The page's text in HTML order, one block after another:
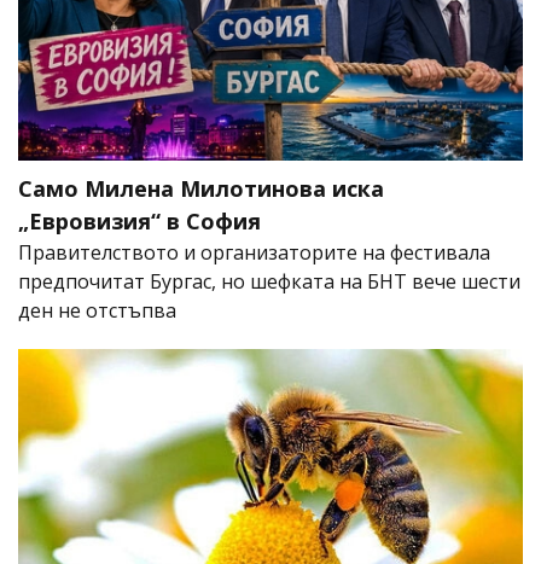
Само Милена Милотинова иска
„Евровизия“ в София
Правителството и организаторите на фестивала
предпочитат Бургас, но шефката на БНТ вече шести
ден не отстъпва